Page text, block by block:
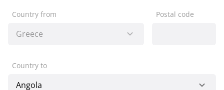
Country from Postal code
Country to